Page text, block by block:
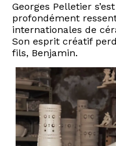
Georges Pelletier
profondément
internationales de
Son esprit créatif
fils, Benjamin.